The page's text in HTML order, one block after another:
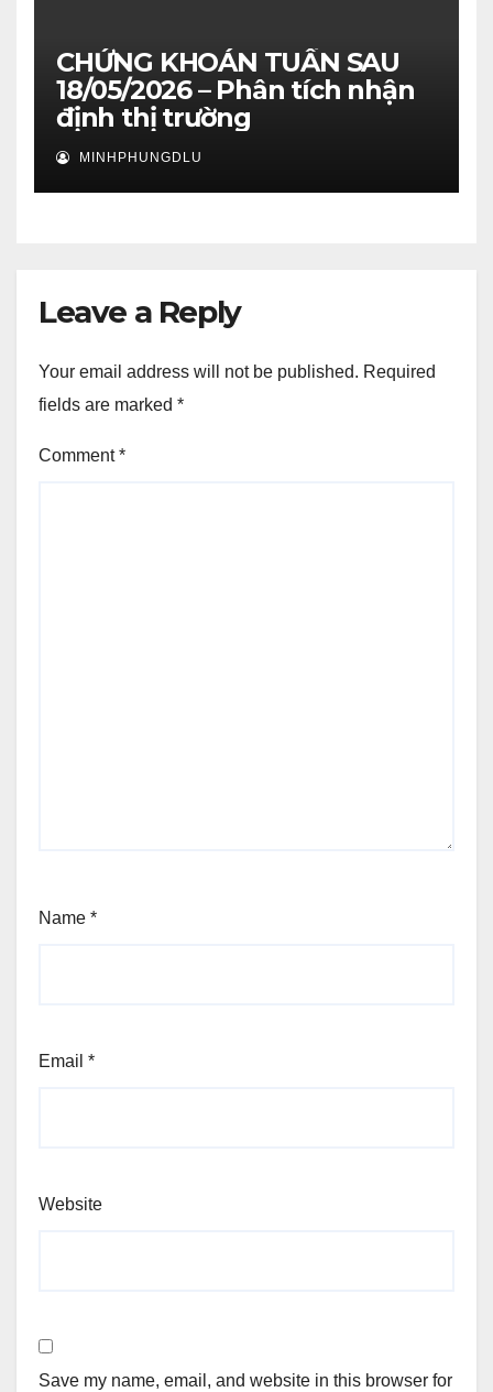
CHỨNG KHOÁN TUẦN SAU
18/05/2026 – Phân tích nhận
định thị trường
MINHPHUNGDLU
Leave a Reply
Your email address will not be published. Required
fields are marked *
Comment*
Name *
Email *
Website
Save my name, email, and website in this browser for